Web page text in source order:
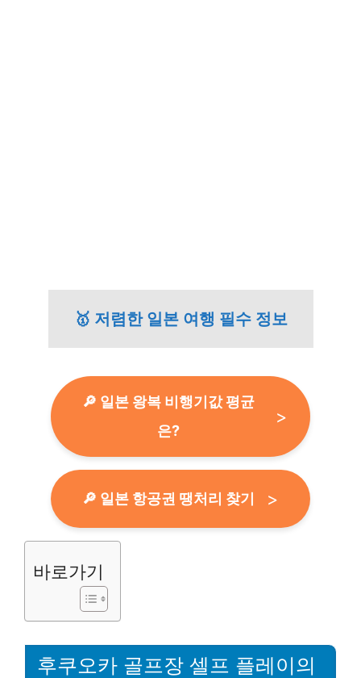
🥇 저렴한 일본 여행 필수 정보
🔎 일본 왕복 비행기값 평균
은?
🔎 일본 항공권 땡처리 찾기
바로가기
후쿠오카 골프장 셀프 플레이의